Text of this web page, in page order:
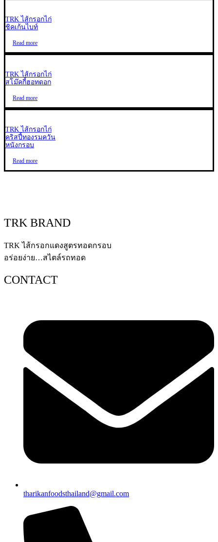
TRK ไส้กรอกไก่
ชิคเก้นไบท์
Read more
TRK ไส้กรอกไก่
สโม๊คกี้ฮอทดอก
Read more
TRK ไส้กรอกไก่
คริสปี้ทองรมควัน
หนังกรอบ
Read more
TRK BRAND
TRK ไส้กรอกแดงสูตรทอดกรอบ
อร่อยง่าย…สไตล์รถทอด
CONTACT
tharikanfoodsthailand@gmail.com